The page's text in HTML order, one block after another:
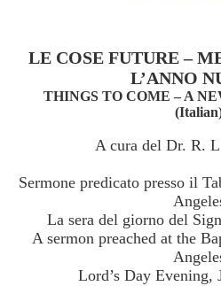
LE COSE FUTURE –
L’ANNO
THINGS TO COME – A
A cura del Dr. R.
Sermone predicato presso il
La sera del giorno del
A sermon preached at the
Lord’s Day Evening,